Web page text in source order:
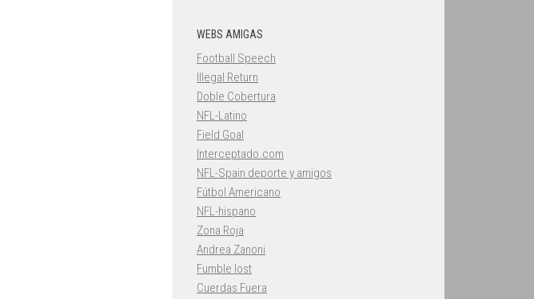
WEBS AMIGAS
Football Speech
Illegal Return
Doble Cobertura
NFL-Latino
Field Goal
Interceptado.com
NFL-Spain deporte y amigos
Fútbol Americano
NFL-hispano
Zona Roja
Andrea Zanoni
Fumble lost
Cuerdas Fuera